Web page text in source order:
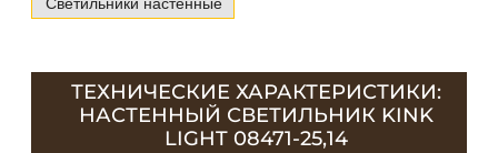
Светильники настенные
ТЕХНИЧЕСКИЕ ХАРАКТЕРИСТИКИ:
НАСТЕННЫЙ СВЕТИЛЬНИК KINK
LIGHT 08471-25,14